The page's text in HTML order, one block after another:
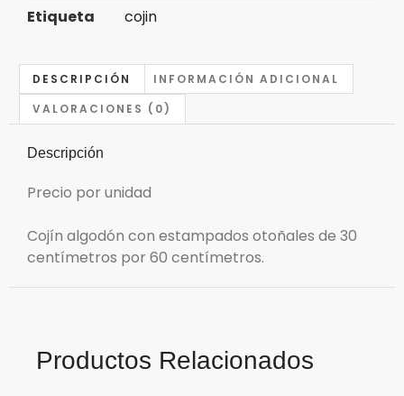
Etiqueta
cojin
DESCRIPCIÓN
INFORMACIÓN ADICIONAL
VALORACIONES (0)
Descripción
Precio por unidad
Cojín algodón con estampados otoñales de 30
centímetros por 60 centímetros.
Productos Relacionados